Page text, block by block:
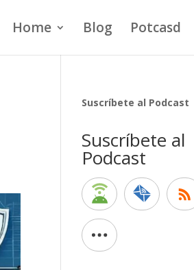
Home Blog Potcasd
Suscríbete al Podcast
Suscríbete al
Podcast